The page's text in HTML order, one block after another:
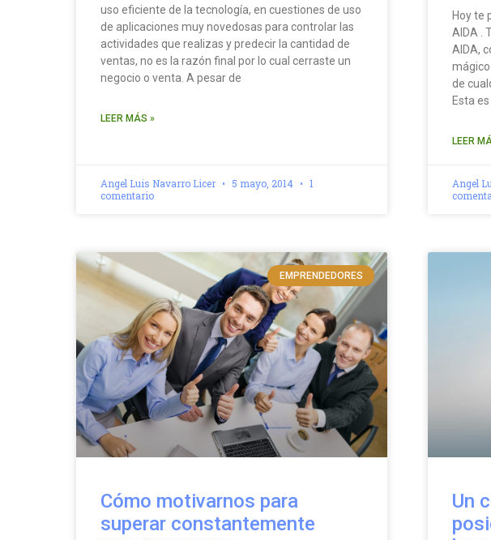
uso eficiente de la tecnología, en cuestiones de uso
de aplicaciones muy novedosas para controlar las
actividades que realizas y predecir la cantidad de
ventas, no es la razón final por lo cual cerraste un
negocio o venta. A pesar de
LEER MÁS »
Angel Luis Navarro Licer 5 mayo, 2014
1
comentario
Hoy te
AIDA .
AIDA,
de
Esta
LEER
Angel
EMPRENDEDORES
Cómo motivarnos para
superar constantemente
Un